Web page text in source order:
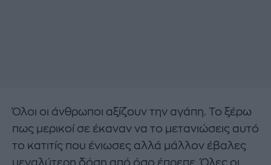
Όλοι οι άνθρωποι αξίζουν την αγάπη. Το ξέρω
πως μερικοί σε έκαναν να το μετανιώσεις αυτό
το κατιτίς που ένιωσες αλλά μάλλον έβαλες
μεγαλύτερη δόση από όσο έπρεπε. Όλες οι